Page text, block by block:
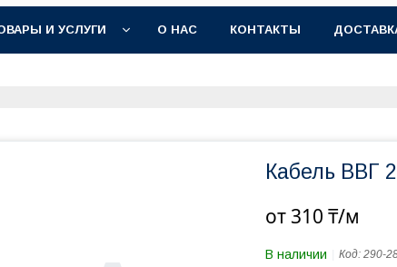
И УСЛУГИ О НАС КОНТАКТЫ
Кабель ВВГ
от 310 ₸/м
В наличии Код: 290-